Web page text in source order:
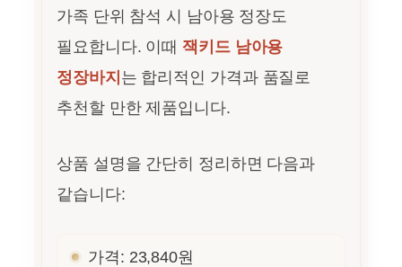
가족 단위 참석 시 남아용 정장도
필요합니다. 이때 잭키드 남아용
정장바지 는 합리적인 가격과 품질로
추천할 만한 제품입니다.
상품 설명을 간단히 정리하면 다음과
같습니다:
가격: 23,840원